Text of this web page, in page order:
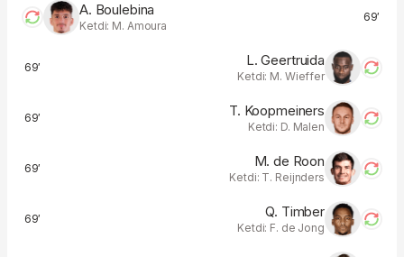
69′
A. Boulebina
Ketdi: M. Amoura
69′ L. Geertruida
Ketdi: M. Wieffer
69′ T. Koopmeiners
Ketdi: D. Malen
69′ M. de Roon
Ketdi: T. Reijnders
69′ Q. Timber
Ketdi: F. de Jong